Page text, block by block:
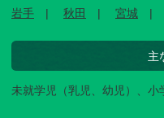
岩手
秋田 宮城
主
未就学児（乳児、幼児）、小